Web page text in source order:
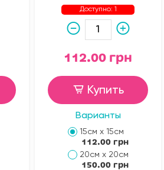
Доступно: 1
112.00 грн
Купить
Варианты
15см х 15см
112.00 грн
20см х 20см
150.00 грн